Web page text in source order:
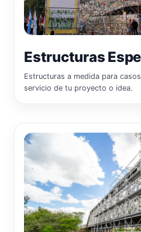
Estructuras
Estructuras a medida para
servicio de tu proyecto o idea.